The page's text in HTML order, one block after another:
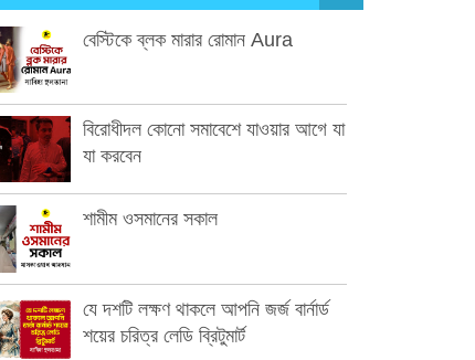
বেস্টিকে ব্লক মারার রোমান Aura
বিরোধীদল কোনো সমাবেশে যাওয়ার আগে যা
যা করবেন
শামীম ওসমানের সকাল
যে দশটি লক্ষণ থাকলে আপনি জর্জ বার্নার্ড
শয়ের চরিত্র লেডি ব্রিটুমার্ট